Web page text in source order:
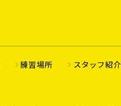
練習場所
スタッフ紹介